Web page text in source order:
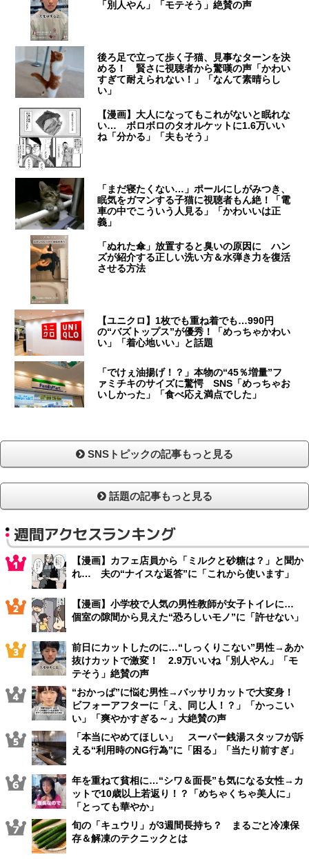
「別人やん」「モテそう」絶賛の声
後ろ足で立って歩く子猫、見事なターンを決
める！ 賢さに視聴者から驚嘆の声「かわい
すぎて耐えられない！」「なんて素晴らし
い」
【漫画】大人になってもこれがないと眠れな
い… ボロボロのタオルケットに1.6万いい
ね「分かる」「夫もそう」
「まだ寝たくない…」ポールにしがみつき、
眠気をガマンする子猫に視聴者もん絶！「電
車の中でこういう人見る」「かわいいは正
義」
「ぬれた傘」放置すると臭いの原因に ハン
ズが紹介する正しい洗い方＆水弾き力を復活
させる方法
【ユニクロ】1枚でも重ね着でも…990円
の“バズトップス”が優秀！「めっちゃかわい
い」「着心地いい」と話題
「でけぇ油揚げ！？」本物の“45％増量”フ
ァミチキのサイズに驚愕 SNS「めっちゃお
いしかった」「食べ応え満点でした」
SNSトピックの記事もっと見る
話題の記事もっと見る
週間アクセスランキング
【漫画】カフェ店員から「ミルクと砂糖は？」と聞か
れ… 夫の“ナイスな返答”に「これから使います」
【漫画】小学校で人気の男性教師が女子トイレに…
個室の隙間から見えた“恐ろしいモノ”に「許せない」
前日にカットしたのに…“しっくりこない”男性→あか
抜けカットで激変！ 2.9万いいね「別人やん」「モ
テそう」絶賛の声
“おかっぱ”に悩む男性→バッサリカットで大変身！
ビフォーアフターに「え、同じ人！？」「かっこい
い」「爽やかすぎる～」大絶賛の声
「本当にやめてほしい」 スーパー銭湯スタッフが訴
える“利用時のNG行為”に「困る」「当たり前すぎ」
年を重ねて貧相に…“シワ＆面長”も気になる女性→カ
ットで10歳以上若返り！？「めちゃくちゃ美人に」
「とっても華やか」
旬の「キュウリ」が3週間長持ち？ まるごと冷凍保
存＆解凍のテクニックとは